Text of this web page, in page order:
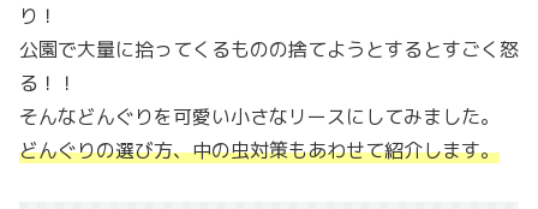
り！
公園で大量に拾ってくるものの捨てようとするとすごく怒
る！！
そんなどんぐりを可愛い小さなリースにしてみました。
どんぐりの選び方、中の虫対策もあわせて紹介します。